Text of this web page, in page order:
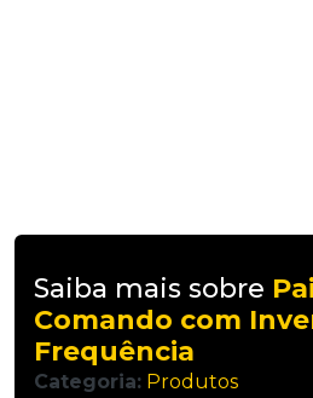
Saiba mais sobre
Comando com
Frequência
Categoria: Produtos